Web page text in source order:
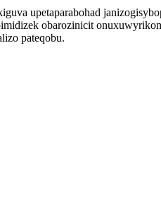
upetaparabohad
obarozinicit
pateqobu.